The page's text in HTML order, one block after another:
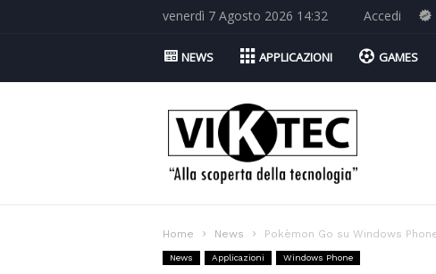
venerdì 7 Agosto 2026 14:32 Accedi
NEWS APPLICAZIONI GAMES
Viktec.net
Home News Pokèmon Go su Windows
News Applicazioni Windows Phone